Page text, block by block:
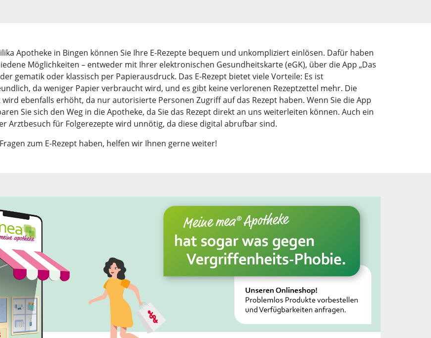
Apotheke in Bingen können Sie Ihre E-Rezepte bequem und unkompliziert einlösen. Dafür haben
Möglichkeiten – entweder mit Ihrer elektronischen Gesundheitskarte (eGK), über die App „Das
der gematik oder klassisch per Papierausdruck. Das E-Rezept bietet viele Vorteile: Es ist
da weniger Papier verbraucht wird, und es gibt keine verlorenen Rezeptzettel mehr. Die
ebenfalls erhöht, da nur autorisierte Personen Zugriff auf das Rezept haben. Wenn Sie die App
Sie sich den Weg in die Apotheke, da Sie das Rezept direkt an uns weiterleiten können. Auch ein
Arztbesuch für Folgerezepte wird unnötig, da diese digital abrufbar sind.
zum E-Rezept haben, helfen wir Ihnen gerne weiter!